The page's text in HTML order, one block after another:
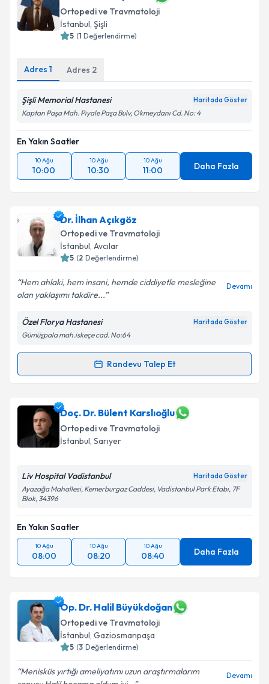
Ortopedi ve Travmatoloji
İstanbul, Şişli
5 (1 Değerlendirme)
Adres 1 Adres 2
Şişli Memorial Hastanesi Haritada Göster
Kaptan Paşa Mah. Piyale Paşa Bulv, Okmeydanı Cd. No: 4
En Yakın Saatler
10 Ağu
10:00
10 Ağu
10:30
10 Ağu
11:00 Daha Fazla
Dr. İlhan Açıkgöz
Ortopedi ve Travmatoloji
İstanbul, Avcılar
5 (2 Değerlendirme)
Hem ahlaki, hem insani, hemde ciddiyetle mesleğine
olan yaklaşımı takdire...
Devamı
Özel Florya Hastanesi Haritada Göster
Gümüşpala mah.iskeçe cad. No:64
Randevu Talep Et
Randevu Takvimi Talebi
Dr. İlhan Açıkgöziçin randevu takvimi talebi
oluşturun. Size bu uzmandan randevu almanız için bir
takvim hazırlandığında e-posta ile bilgilendireceğiz.
Kişisel verilerimin işlenmesine ilişkinAydınlatma
Metni
kapsamda işlenmesini kabul ediyorum.
Doç. Dr. Bülent Karslıoğlu
Ortopedi ve Travmatoloji
İstanbul, Sarıyer
Liv Hospital Vadistanbul Haritada Göster
Ayazağa Mahallesi, Kemerburgaz Caddesi, Vadistanbul Park Etabı, 7F
Blok, 34396
En Yakın Saatler
10 Ağu
08:00
10 Ağu
08:20
10 Ağu
08:40 Daha Fazla
Op. Dr. Halil Büyükdoğan
Ortopedi ve Travmatoloji
İstanbul, Gaziosmanpaşa
5 (3 Değerlendirme)
Menisküs yırtığı ameliyatımı uzun araştırmalarım
Devamı